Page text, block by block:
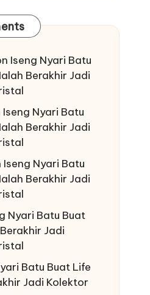
Iseng Nyari Batu
Berakhir Jadi
Iseng Nyari Batu
Berakhir Jadi
Iseng Nyari Batu
Berakhir Jadi
Nyari Batu Buat
Jadi
Batu Buat Life
Jadi Kolektor